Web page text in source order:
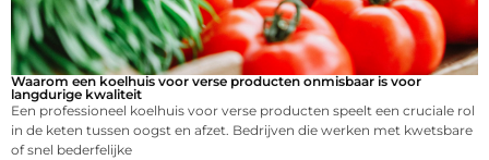
Waarom een koelhuis voor verse producten onmisbaar is voor
langdurige kwaliteit
Een professioneel koelhuis voor verse producten speelt een cruciale rol
in de keten tussen oogst en afzet. Bedrijven die werken met kwetsbare
of snel bederfelijke